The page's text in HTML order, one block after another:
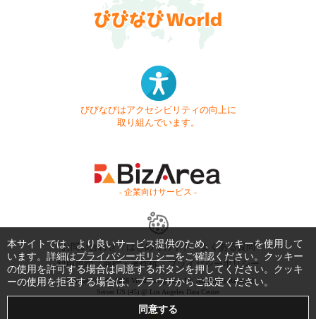
びびなびはアクセシビリティの向上に
取り組んでいます。
- 企業向けサービス -
お問い合わせ はじめてガイド
よくある質問
利用規約
商標・著作権 プライバシーポリシー
Copyright © 1999-2026 Vivid Navigation, Inc. All Rights Reserved.
Server US (45) @ Los Angeles Data Center
本サイトでは、より良いサービス提供のため、クッキーを使用して
います。詳細はプライバシーポリシーをご確認ください。クッキー
の使用を許可する場合は同意するボタンを押してください。クッキ
ーの使用を拒否する場合は、ブラウザからご設定ください。